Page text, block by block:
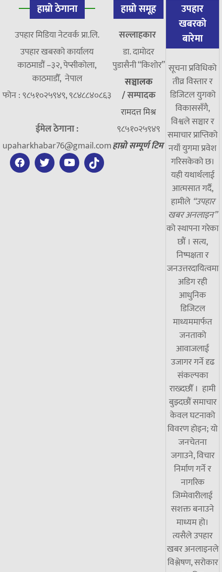
हाम्रो ठेगाना
उपहार मिडिया नेटवर्क प्रा.लि.
उपहार खबरको कार्यालय
काठमाडौं –३२, पेप्सीकोला,
काठमाडौँ, नेपाल
फोन : ९८५१०२५९४९, ९८४८८४०८६३
ईमेल ठेगाना :
upaharkhabar76@gmail.com
हाम्रो समूह
सल्लाहकार
डा. दामाेदर
पुडासैनी “किशाेर”
सञ्चालक
/सम्पादक
रामदत्त मिश्र
९८५१०२५९४९
हाम्रो सम्पूर्ण टिम
उपहार
खबरको
बारेमा
सूचना प्रविधिको
तीव्र विस्तार र
डिजिटल युगको
विकाससँगै,
विश्वले सञ्चार र
समाचार प्राप्तिको
नयाँ युगमा प्रवेश
गरिसकेको छ।
यही यथार्थलाई
आत्मसात गर्दै,
हामीले “उपहार
खबर अनलाइन”
को स्थापना गरेका
छौं । सत्य,
निष्पक्षता र
जनउत्तरदायित्वमा
अडिग रही
आधुनिक
डिजिटल
माध्यममार्फत
जनताको
आवाजलाई
उजागर गर्ने दृढ
संकल्पका
राख्दछौँ । हामी
बुझ्दछौं समाचार
केवल घटनाको
विवरण होइन; यो
जनचेतना
जगाउने, विचार
निर्माण गर्ने र
नागरिक
जिम्मेवारीलाई
सशक्त बनाउने
माध्यम हो।
त्यसैले उपहार
खबर अनलाइनले
विश्लेषण, सरोकार